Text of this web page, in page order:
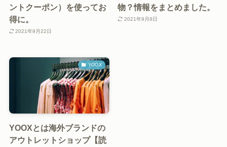
ントクーポン）を使ってお
得に。
2021年9月22日
物？情報をまとめました。
2021年9月8日
YOOX
YOOXとは海外ブランドの
アウトレットショップ【読